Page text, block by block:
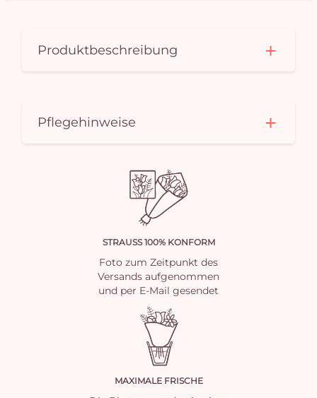
Produktbeschreibung
Pflegehinweise
STRAUSS 100% KONFORM
Foto zum Zeitpunkt des
Versands aufgenommen
und per E-Mail gesendet
MAXIMALE FRISCHE